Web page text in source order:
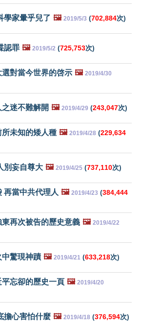
學家暈乎兒了 🖼️ 2019/5/3 (702,884次)
認罪 🖼️ 2019/5/2 (725,753次)
對當今世界的啓示 🖼️ 2019/4/30
迷不難解開 🖼️ 2019/4/29 (243,047次)
未知的矮人種 🖼️ 2019/4/28 (229,634
別妄自尊大 🖼️ 2019/4/25 (737,110次)
再當中共代理人 🖼️ 2019/4/23 (384,444
東再次被告的歷史意義 🖼️ 2019/4/22
中驚現神蹟 🖼️ 2019/4/21 (633,218次)
忘卻的歷史一頁 🖼️ 2019/4/20
擔心害怕什麼 🖼️ 2019/4/18 (376,594次)